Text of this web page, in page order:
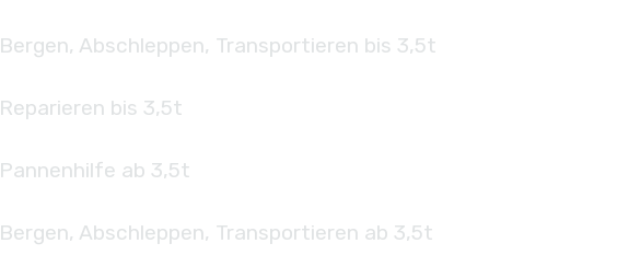
Bergen, Abschleppen, Transportieren bis 3,5t
Reparieren bis 3,5t
Pannenhilfe ab 3,5t
Bergen, Abschleppen, Transportieren ab 3,5t